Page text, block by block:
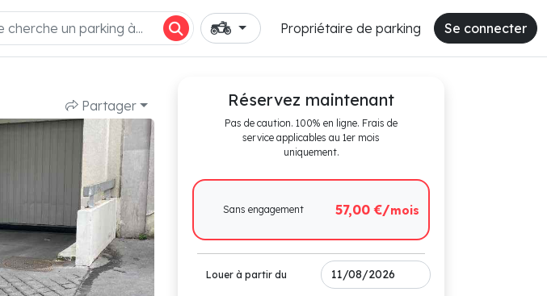
Propriétaire de parking Se connecter
Partager Réservez maintenant
Pas de caution. 100% en ligne. Frais de
service applicables au 1er mois
uniquement.
Sans engagement 57,00 €/mois
Louer à partir du